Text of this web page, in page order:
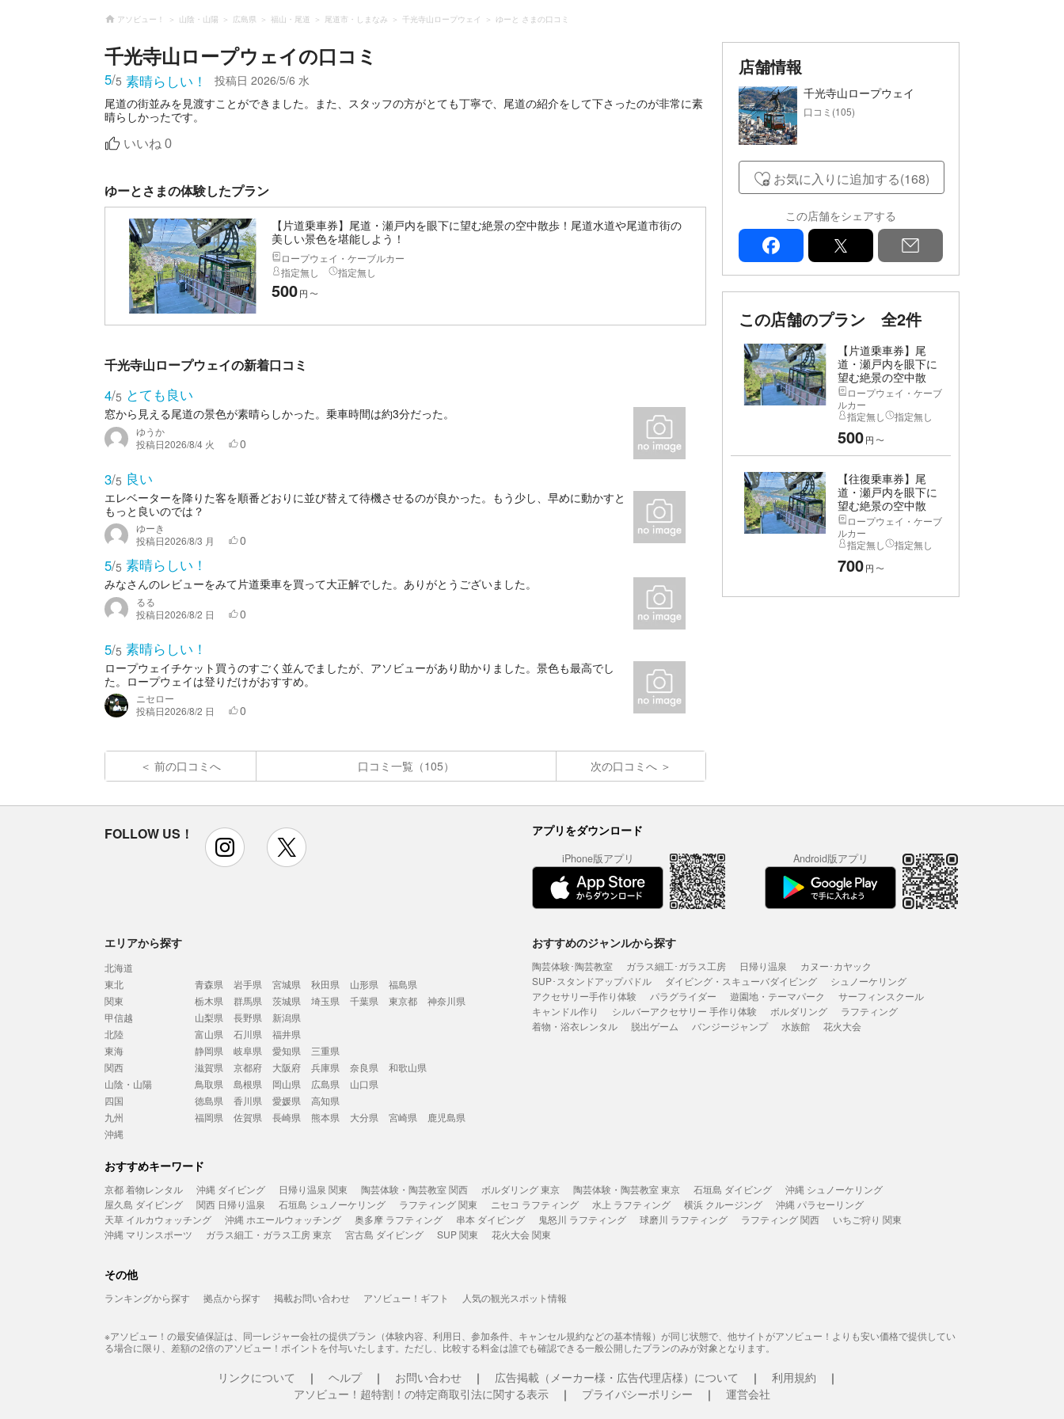
アソビュー！ 山陰・山陽 広島県 福山・尾道 尾道市・しまなみ 千光寺山ロープウェイ ゆーと さまの口コミ
千光寺山ロープウェイの口コミ
5/5 素晴らしい！ 投稿日 2026/5/6 水
尾道の街並みを見渡すことができました。また、スタッフの方がとても丁寧で、尾道の紹介をして下さったのが非常に素
晴らしかったです。
いいね 0
ゆーとさまの体験したプラン
【片道乗車券】尾道・瀬戸内を眼下に望む絶景の空中散歩！尾道水道や尾道市街の
美しい景色を堪能しよう！
ロープウェイ・ケーブルカー
指定無し
指定無し
500円 〜
千光寺山ロープウェイの新着口コミ
4/5 とても良い
窓から見える尾道の景色が素晴らしかった。乗車時間は約3分だった。
ゆうか
投稿日2026/8/4 火 0
3/5 良い
エレベーターを降りた客を順番どおりに並び替えて待機させるのが良かった。もう少し、早めに動かすと
もっと良いのでは？
ゆーき
投稿日2026/8/3 月 0
5/5 素晴らしい！
みなさんのレビューをみて片道乗車を買って大正解でした。ありがとうございました。
るる
投稿日2026/8/2 日 0
5/5 素晴らしい！
ロープウェイチケット買うのすごく並んでましたが、アソビューがあり助かりました。景色も最高でし
た。ロープウェイは登りだけがおすすめ。
ニセロー
投稿日2026/8/2 日 0
前の口コミへ 口コミ一覧（105） 次の口コミへ
店舗情報
千光寺山ロープウェイ
口コミ(105)
お気に入りに追加する(168)
この店舗をシェアする
facebook
この店舗のプラン 全2件
【片道乗車券】尾
道・瀬戸内を眼下に
望む絶景の空中散
歩...ロープウェイ・ケーブ
ルカー
指定無し
指定無し
500円 〜
【往復乗車券】尾
道・瀬戸内を眼下に
望む絶景の空中散
歩...ロープウェイ・ケーブ
ルカー
指定無し
指定無し
700円 〜
FOLLOW US！ instagram アプリをダウンロード
iPhone版アプリ Android版アプリ
エリアから探す
北海道
東北
青森県 岩手県 宮城県 秋田県 山形県
福島県
関東
栃木県 群馬県 茨城県 埼玉県 千葉県 東京都
神奈川県
甲信越
山梨県 長野県
新潟県
北陸
富山県 石川県
福井県
東海
静岡県 岐阜県 愛知県
三重県
関西
滋賀県 京都府 大阪府 兵庫県 奈良県
和歌山県
山陰・山陽
鳥取県 島根県 岡山県 広島県
山口県
四国
徳島県 香川県 愛媛県
高知県
九州
福岡県 佐賀県 長崎県 熊本県 大分県 宮崎県
鹿児島県
沖縄
おすすめのジャンルから探す
陶芸体験･陶芸教室 ガラス細工･ガラス工房 日帰り温泉
カヌー･カヤック
SUP･スタンドアップパドル
ダイビング・スキューバダイビング
シュノーケリング
アクセサリー手作り体験
パラグライダー 遊園地・テーマパーク
サーフィンスクール
キャンドル作り
シルバーアクセサリー 手作り体験 ボルダリング
ラフティング
着物・浴衣レンタル
脱出ゲーム バンジージャンプ 水族館 花火大会
おすすめキーワード
京都 着物レンタル 沖縄 ダイビング 日帰り温泉 関東 陶芸体験・陶芸教室 関西 ボルダリング 東京 陶芸体験・陶芸教室 東京 石垣島 ダイビング
沖縄 シュノーケリング
屋久島 ダイビング
関西 日帰り温泉 石垣島 シュノーケリング ラフティング 関東 ニセコ ラフティング 水上 ラフティング 横浜 クルージング
沖縄 パラセーリング
天草 イルカウォッチング
沖縄 ホエールウォッチング 奥多摩 ラフティング 串本 ダイビング 鬼怒川 ラフティング 球磨川 ラフティング ラフティング 関西
いちご狩り 関東
沖縄 マリンスポーツ
ガラス細工・ガラス工房 東京 宮古島 ダイビング SUP 関東 花火大会 関東
その他
ランキングから探す 拠点から探す 掲載お問い合わせ アソビュー！ギフト 人気の観光スポット情報
※アソビュー！の最安値保証は、同一レジャー会社の提供プラン（体験内容、利用日、参加条件、キャンセル規約などの基本情報）が同じ状態で、他サイトがアソビュー！よりも安い価格で提供してい
る場合に限り、差額の2倍のアソビュー！ポイントを付与いたします。ただし、比較する料金は誰でも確認できる一般公開したプランのみが対象となります。
リンクについて ヘルプ お問い合わせ 広告掲載（メーカー様・広告代理店様）について
利用規約
アソビュー！超特割！の特定商取引法に関する表示
プライバシーポリシー 運営会社